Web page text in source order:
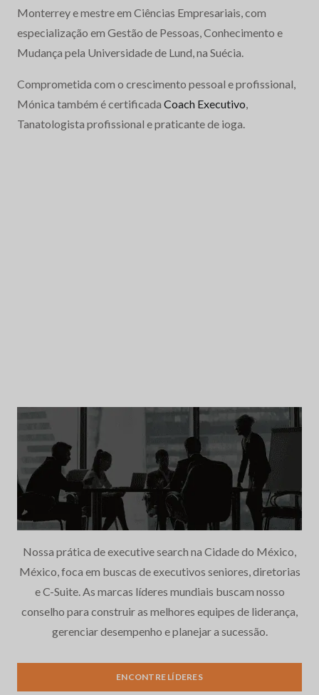
Monterrey e mestre em Ciências Empresariais, com
especialização em Gestão de Pessoas, Conhecimento e
Mudança pela Universidade de Lund, na Suécia.
Comprometida com o crescimento pessoal e profissional,
Mónica também é certificada Coach Executivo,
Tanatologista profissional e praticante de ioga.
Recrutamento e seleção de
executivos
Nossa prática de executive search na Cidade do México,
México, foca em buscas de executivos seniores, diretorias
e C-Suite. As marcas líderes mundiais buscam nosso
conselho para construir as melhores equipes de liderança,
gerenciar desempenho e planejar a sucessão.
ENCONTRE LÍDERES